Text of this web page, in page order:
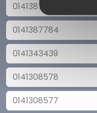
0141387785
0141387784
0141343439
0141308578
0141308577